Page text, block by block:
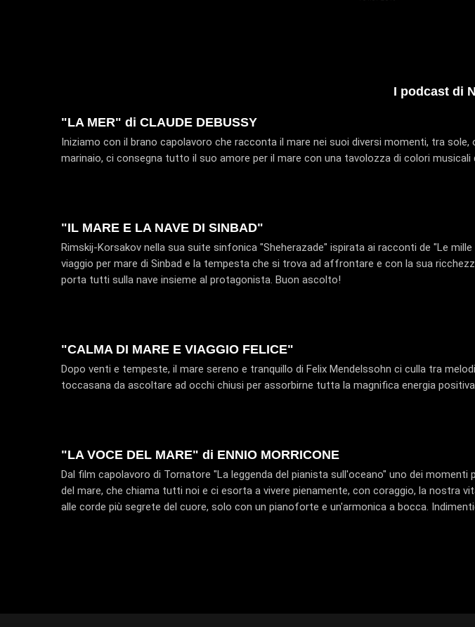
I podcast di
"LA MER" di CLAUDE DEBUSSY
Iniziamo con il brano capolavoro che racconta il mare nei suoi diversi momenti, tra sole,
marinaio, ci consegna tutto il suo amore per il mare con una tavolozza di colori
"IL MARE E LA NAVE DI SINBAD"
Rimskij-Korsakov nella sua suite sinfonica "Sheherazade" ispirata ai racconti de "Le
viaggio per mare di Sinbad e la tempesta che si trova ad affrontare e con la sua
porta tutti sulla nave insieme al protagonista. Buon ascolto!
"CALMA DI MARE E VIAGGIO FELICE"
Dopo venti e tempeste, il mare sereno e tranquillo di Felix Mendelssohn ci culla tra
toccasana da ascoltare ad occhi chiusi per assorbirne tutta la magnifica energia
"LA VOCE DEL MARE" di ENNIO MORRICONE
Dal film capolavoro di Tornatore "La leggenda del pianista sull'oceano" uno dei
del mare, che chiama tutti noi e ci esorta a vivere pienamente, con coraggio, la nostra
alle corde più segrete del cuore, solo con un pianoforte e un'armonica a bocca.